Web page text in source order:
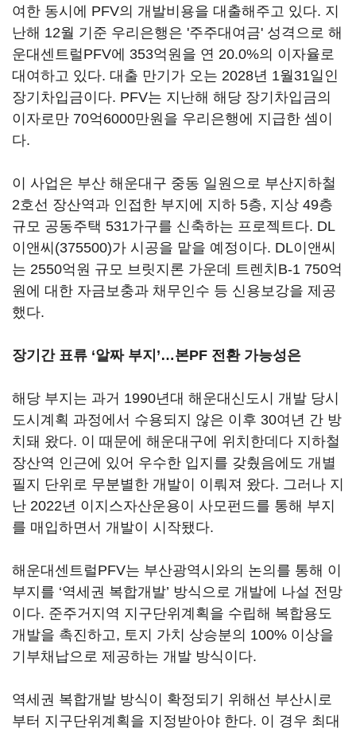
여한 동시에 PFV의 개발비용을 대출해주고 있다. 지
난해 12월 기준 우리은행은 '주주대여금' 성격으로 해
운대센트럴PFV에 353억원을 연 20.0%의 이자율로
대여하고 있다. 대출 만기가 오는 2028년 1월31일인
장기차입금이다. PFV는 지난해 해당 장기차입금의
이자로만 70억6000만원을 우리은행에 지급한 셈이
다.
이 사업은 부산 해운대구 중동 일원으로 부산지하철
2호선 장산역과 인접한 부지에 지하 5층, 지상 49층
규모 공동주택 531가구를 신축하는 프로젝트다. DL
이앤씨(375500)가 시공을 맡을 예정이다. DL이앤씨
는 2550억원 규모 브릿지론 가운데 트렌치B-1 750억
원에 대한 자금보충과 채무인수 등 신용보강을 제공
했다.
장기간 표류 ‘알짜 부지’…본PF 전환 가능성은
해당 부지는 과거 1990년대 해운대신도시 개발 당시
도시계획 과정에서 수용되지 않은 이후 30여년 간 방
치돼 왔다. 이 때문에 해운대구에 위치한데다 지하철
장산역 인근에 있어 우수한 입지를 갖췄음에도 개별
필지 단위로 무분별한 개발이 이뤄져 왔다. 그러나 지
난 2022년 이지스자산운용이 사모펀드를 통해 부지
를 매입하면서 개발이 시작됐다.
해운대센트럴PFV는 부산광역시와의 논의를 통해 이
부지를 ‘역세권 복합개발’ 방식으로 개발에 나설 전망
이다. 준주거지역 지구단위계획을 수립해 복합용도
개발을 촉진하고, 토지 가치 상승분의 100% 이상을
기부채납으로 제공하는 개발 방식이다.
역세권 복합개발 방식이 확정되기 위해선 부산시로
부터 지구단위계획을 지정받아야 한다. 이 경우 최대